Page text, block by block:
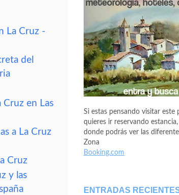
La Cruz -
del
Cruz en Las
a La Cruz
Cruz
y las
Si estas pensando visitar este
quieres ir reservando
donde podrás ver las
Zona
Booking.com
ENTRADAS